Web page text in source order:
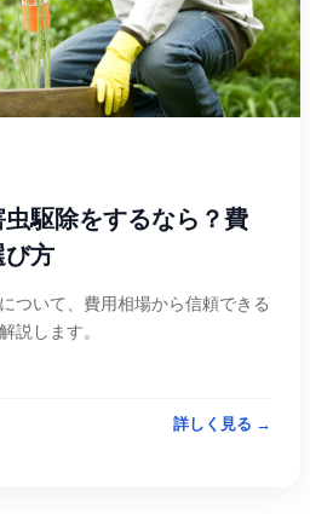
駆除をするなら？費
び方
ついて、費用相場から信頼できる
説します。
詳しく見る →